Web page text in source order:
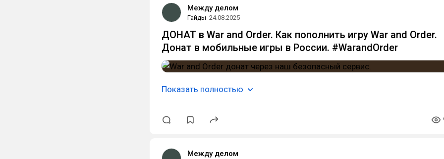
Между делом
Гайды 24.08.2025
ДОНАТ в War and Order. Как пополнить игру War and Order.
Донат в мобильные игры в России. #WarandOrder
Показать полностью
Между делом